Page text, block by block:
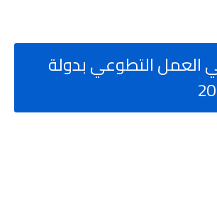
العمل التطوعي بدولة